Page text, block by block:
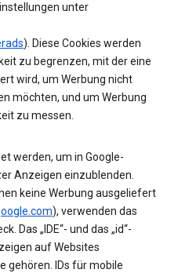
unter
). Diese Cookies werden
zu begrenzen, mit der eine
wird, um Werbung nicht
möchten, und um Werbung
zu messen.
werden, um in Google-
Anzeigen einzublenden.
keine Werbung ausgeliefert
), verwenden das
Das „IDE“- und das „id“-
auf Websites
gehören. IDs für mobile